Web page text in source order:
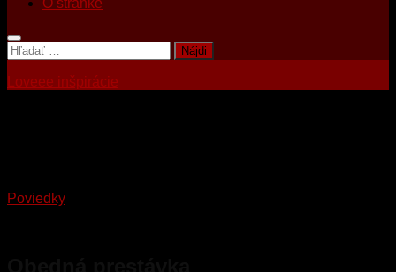
O stránke
Hľadať:
Loveee inšpirácie
Poviedky